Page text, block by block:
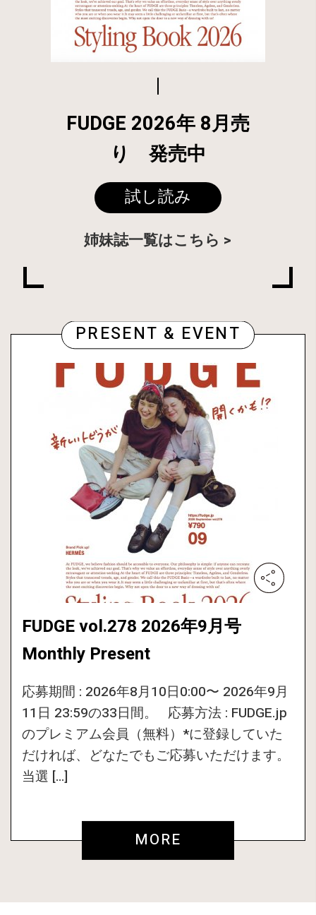
FUDGE 2026年 8月売
り 発売中
試し読み
姉妹誌一覧はこちら
PRESENT & EVENT
FUDGE vol.278 2026年9月号
Monthly Present
応募期間 : 2026年8月10日0:00〜 2026年9月
11日 23:59の33日間。 応募方法 : FUDGE.jp
のプレミアム会員（無料）*に登録していた
だければ、どなたでもご応募いただけます。
当選 […]
MORE